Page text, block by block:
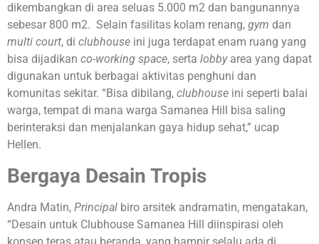
dikembangkan di area seluas 5.000 m2 dan bangunannya
sebesar 800 m2. Selain fasilitas kolam renang, gym dan
multi court, di clubhouse ini juga terdapat enam ruang yang
bisa dijadikan co-working space, serta lobbyarea yang dapat
digunakan untuk berbagai aktivitas penghuni dan
komunitas sekitar. “Bisa dibilang, clubhouse ini seperti balai
warga, tempat di mana warga Samanea Hill bisa saling
berinteraksi dan menjalankan gaya hidup sehat,” ucap
Hellen.
Bergaya Desain Tropis
Andra Matin, Principal biro arsitek andramatin, mengatakan,
“Desain untuk Clubhouse Samanea Hill diinspirasi oleh
konsep teras atau beranda, yang hampir selalu ada di